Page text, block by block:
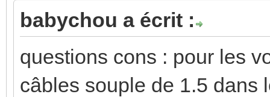
babychou a écrit :
questions cons : pour les
câbles souple de 1.5 dans